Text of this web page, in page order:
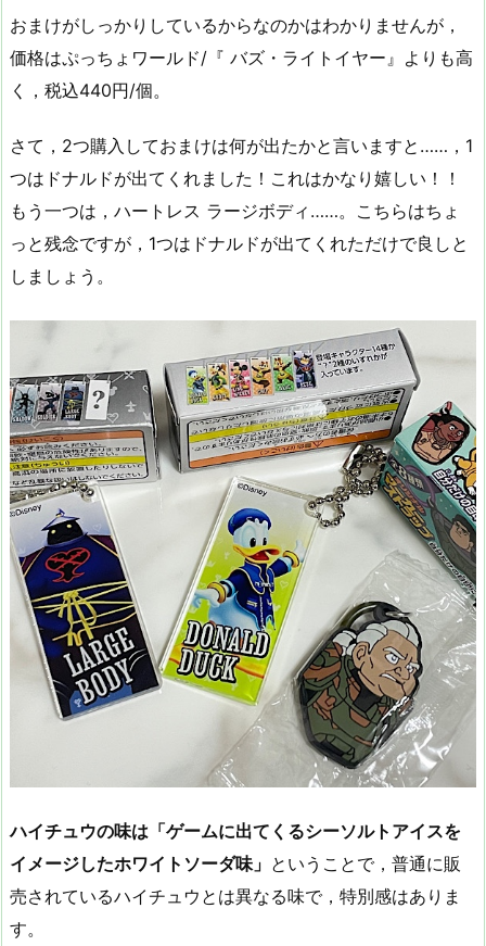
おまけがしっかりしているからなのかはわかりませんが，
価格はぷっちょワールド/『 バズ・ライトイヤー』よりも高
く，税込440円/個。
さて，2つ購入しておまけは何が出たかと言いますと……，1
つはドナルドが出てくれました！これはかなり嬉しい！！
もう一つは，ハートレス ラージボディ……。こちらはちょ
っと残念ですが，1つはドナルドが出てくれただけで良しと
しましょう。
ハイチュウの味は「ゲームに出てくるシーソルトアイスを
イメージしたホワイトソーダ味」 ということで，普通に販
売されているハイチュウとは異なる味で，特別感はありま
す。